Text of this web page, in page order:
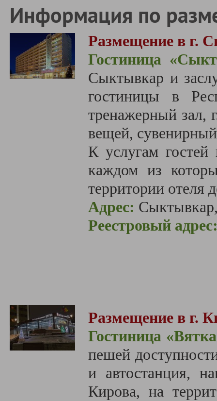
Информация по
Размещение в г.
Гостиница «
Сыктывкар и
гостиницы в
тренажерный зал,
вещей,
К услугам гостей
каждом из
территории отеля
Адрес:
Реестровый
Размещение в г.
Гостиница
пешей
и автостанция,
Кирова, на